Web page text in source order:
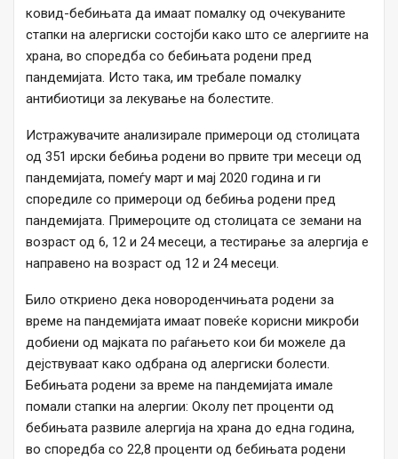
ковид-бебињата да имаат помалку од очекуваните
стапки на алергиски состојби како што се алергиите на
храна, во споредба со бебињата родени пред
пандемијата. Исто така, им требале помалку
антибиотици за лекување на болестите.
Истражувачите анализирале примероци од столицата
од 351 ирски бебиња родени во првите три месеци од
пандемијата, помеѓу март и мај 2020 година и ги
споредиле со примероци од бебиња родени пред
пандемијата. Примероците од столицата се земани на
возраст од 6, 12 и 24 месеци, а тестирање за алергија е
направено на возраст од 12 и 24 месеци.
Било откриено дека новороденчињата родени за
време на пандемијата имаат повеќе корисни микроби
добиени од мајката по раѓањето кои би можеле да
дејствуваат како одбрана од алергиски болести.
Бебињата родени за време на пандемијата имале
помали стапки на алергии: Околу пет проценти од
бебињата развиле алергија на храна до една година,
во споредба со 22,8 проценти од бебињата родени